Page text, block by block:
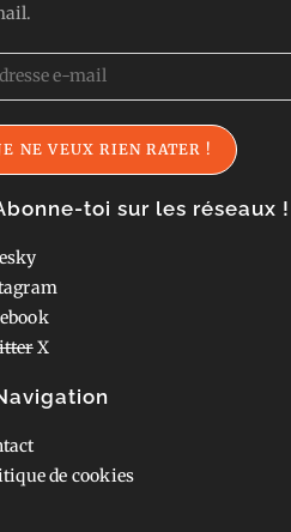
NE VEUX RIEN RATER !
toi sur les réseaux !
X
de cookies